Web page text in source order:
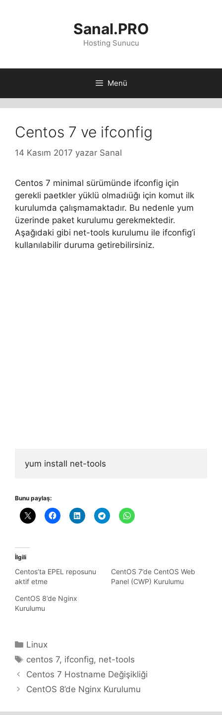
Sanal.PRO
Hosting Sunucu
Menü
Centos 7 ve ifconfig
14 Kasım 2017 yazar Sanal
Centos 7 minimal sürümünde ifconfig için
gerekli paetkler yüklü olmadıüğı için komut ilk
kurulumda çalışmamaktadır. Bu nedenle yum
üzerinde paket kurulumu gerekmektedir.
Aşağıdaki gibi net-tools kurulumu ile ifconfig’i
kullanılabilir duruma getirebilirsiniz.
yum install net-tools
Bunu paylaş:
İlgili
Centos’ta EPEL reposunu
aktif etme
CentOS 7’de CentOS Web
Panel (CWP) Kurulumu
CentOS 8’de Nginx
Kurulumu
Kategoriler
Linux
Etiketler
centos 7, ifconfig, net-tools
Centos 7 Hostname Değişikliği
CentOS 8’de Nginx Kurulumu